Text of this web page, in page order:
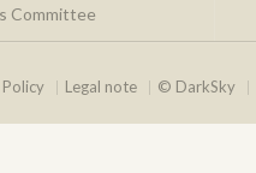
Committee
Legal note © DarkSky